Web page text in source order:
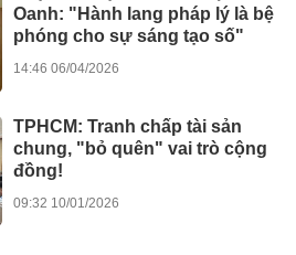
Oanh: "Hành lang pháp lý là bệ
phóng cho sự sáng tạo số"
14:46 06/04/2026
TPHCM: Tranh chấp tài sản
chung, "bỏ quên" vai trò cộng
đồng!
09:32 10/01/2026